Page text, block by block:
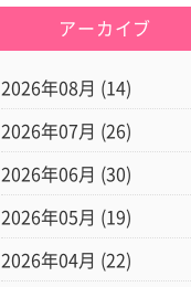
アーカイブ
2026年08月 (14)
2026年07月 (26)
2026年06月 (30)
2026年05月 (19)
2026年04月 (22)